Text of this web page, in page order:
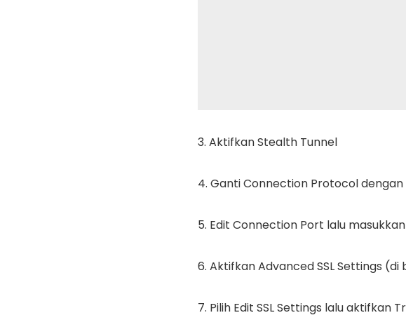
3. Aktifkan Stealth Tunnel
4. Ganti Connection Protocoldengan
5. Edit Connection Port lalu
6. Aktifkan Advanced SSL Settings (di
7. Pilih Edit SSL Settings lalu aktifkan